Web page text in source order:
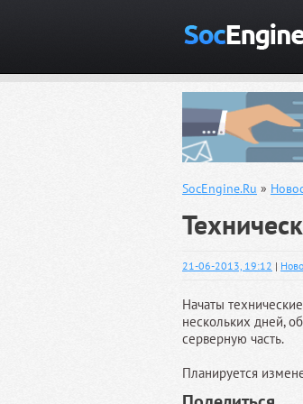
SocEngine.Ru »
21-06-2013, 19:12 |
Начаты
нескольких дней,
серверную часть.
Планируется